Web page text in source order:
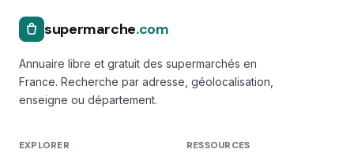
supermarche.com
Annuaire libre et gratuit des supermarchés en
France. Recherche par adresse, géolocalisation,
enseigne ou département.
EXPLORER RESSOURCES